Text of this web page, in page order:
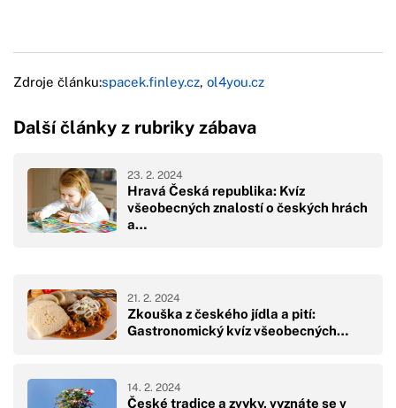
Zdroje článku:spacek.finley.cz, ol4you.cz
Další články z rubriky zábava
Hravá Česká republika: Kvíz
všeobecných znalostí o českých hrách
a…
23. 2. 2024
Zkouška z českého jídla a pití:
Gastronomický kvíz všeobecných…
21. 2. 2024
České tradice a zvyky, vyznáte se v
14. 2. 2024